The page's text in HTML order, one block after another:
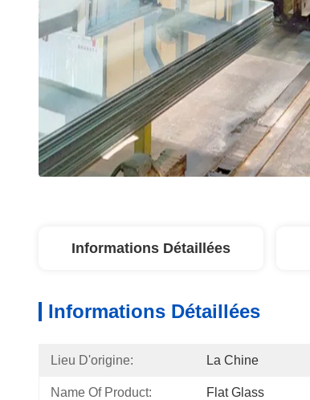
Informations Détaillées
Informations Détaillées
Lieu D'origine: La Chine
Name Of Product: Flat Glass